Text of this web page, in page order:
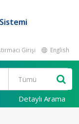
Girişi English
Detaylı Arama